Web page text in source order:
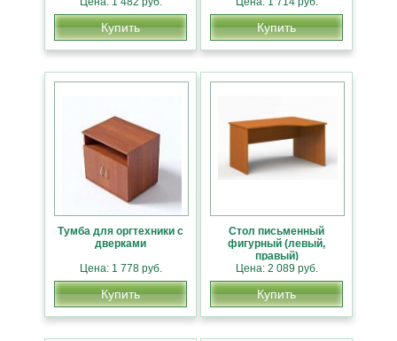
Купить Купить
Тумба для оргтехники с
дверками
Цена: 1 778 руб.
Купить
Стол письменный
фигурный (левый,
правый)
Цена: 2 089 руб.
Купить